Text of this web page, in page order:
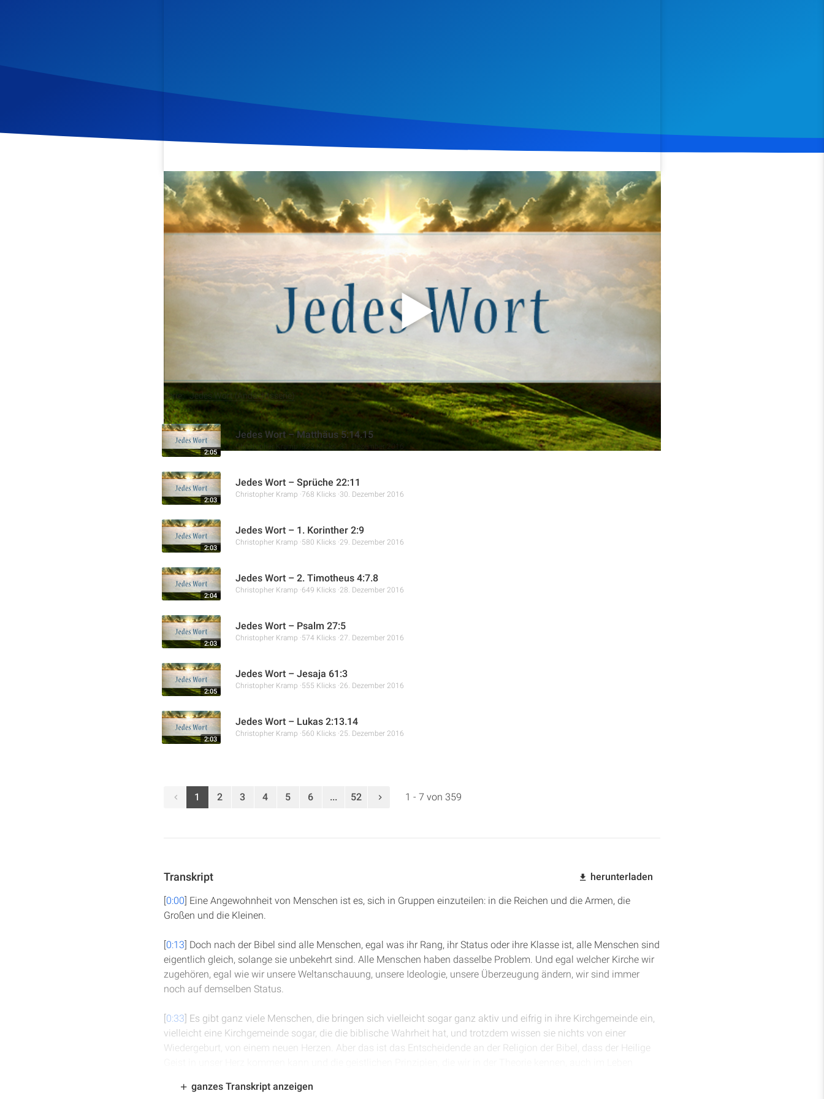
Veröffentlicht am 21. Juli 2016 372Klicks Download Teilen
In dieser Andacht aus der Serie „Jedes Wort“ spricht Christopher Kramp über die Gleichheit aller Menschen vor Gott,
unabhängig von ihrem sozialen Status. Er betont die Notwendigkeit einer Wiedergeburt und die Rolle des Heiligen
Geistes, um Gottes Prinzipien im Leben anzuwenden. Die Botschaft ermutigt dazu, mit geistlicher Kraft nach Gott zu
streben und sich von ihm gebrauchen zu lassen.
Weitere Aufnahmen
Serie: Jedes Wort (Andachtsserie)
2:05
Jedes Wort – Matthäus 5:14.15
Christopher Kramp 923 Klicks
2:03
Jedes Wort – Sprüche 22:11
Christopher Kramp 768 Klicks 30. Dezember 2016
2:03
Jedes Wort – 1. Korinther 2:9
Christopher Kramp 580 Klicks 29. Dezember 2016
2:04
Jedes Wort – 2. Timotheus 4:7.8
Christopher Kramp 649 Klicks 28. Dezember 2016
2:03
Jedes Wort – Psalm 27:5
Christopher Kramp 574 Klicks 27. Dezember 2016
2:05
Jedes Wort – Jesaja 61:3
Christopher Kramp 555 Klicks 26. Dezember 2016
2:03
Jedes Wort – Lukas 2:13.14
Christopher Kramp 560 Klicks 25. Dezember 2016
1 2 3 4 5 6 ... 52 1 - 7 von 359
Transkript herunterladen
[0:00] Eine Angewohnheit von Menschen ist es, sich in Gruppen einzuteilen: in die Reichen und die Armen, die
Großen und die Kleinen.
[0:13] Doch nach der Bibel sind alle Menschen, egal was ihr Rang, ihr Status oder ihre Klasse ist, alle Menschen sind
eigentlich gleich, solange sie unbekehrt sind. Alle Menschen haben dasselbe Problem. Und egal welcher Kirche wir
zugehören, egal wie wir unsere Weltanschauung, unsere Ideologie, unsere Überzeugung ändern, wir sind immer
noch auf demselben Status.
[0:33] Es gibt ganz viele Menschen, die bringen sich vielleicht sogar ganz aktiv und eifrig in ihre Kirchgemeinde ein,
vielleicht eine Kirchgemeinde sogar, die die biblische Wahrheit hat, und trotzdem wissen sie nichts von einer
Wiedergeburt, von einem neuen Herzen. Aber das ist das Entscheidende an der Religion der Bibel, dass der Heilige
ganzes Transkript anzeigen